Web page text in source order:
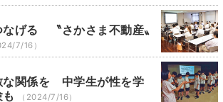
げる 〝さかさま不動産〟
7/16）
な関係を 中学生が性を学
（2024/7/16）